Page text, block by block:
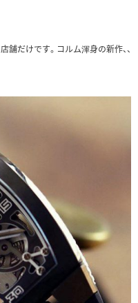
だけです。コルム渾身の新作、、